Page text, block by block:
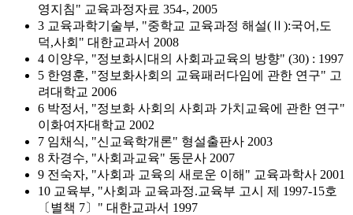
영지침" 교육과정자료 354-, 2005
3 교육과학기술부, "중학교 교육과정 해설(Ⅱ):국어,도
덕,사회" 대한교과서 2008
4 이양우, "정보화시대의 사회과교육의 방향" (30) : 1997
5 한영훈, "정보화사회의 교육패러다임에 관한 연구" 고
려대학교 2006
6 박정서, "정보화 사회의 사회과 가치교육에 관한 연구"
이화여자대학교 2002
7 임채식, "신교육학개론" 형설출판사 2003
8 차경수, "사회과교육" 동문사 2007
9 전숙자, "사회과 교육의 새로운 이해" 교육과학사 2001
10 교육부, "사회과 교육과정.교육부 고시 제 1997-15호
〔별책 7〕" 대한교과서 1997